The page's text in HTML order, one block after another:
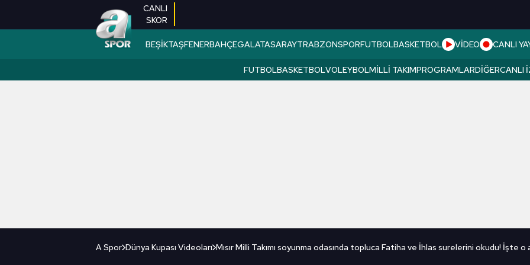
CANLI
SKOR
BEŞİKTAŞFENERBAHÇEGALATASARAYTRABZONSPORFUTBOLBASKETBOL VİDEO CANLI
FUTBOLBASKETBOLVOLEYBOLMILLI TAKIMPROGRAMLARDIĞERCANLI
A Spor Dünya Kupası Videoları Mısır Milli Takımı soyunma odasında topluca Fatiha ve İhlas surelerini okudu! İşte o